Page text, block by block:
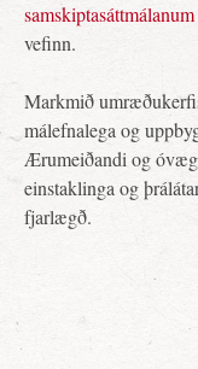
samskiptasáttmálanum
vefinn.
Markmið
málefnalega og
Ærumeiðandi og
einstaklinga og
fjarlægð.